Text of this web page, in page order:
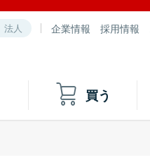
法人 企業情報 採用情報
買う